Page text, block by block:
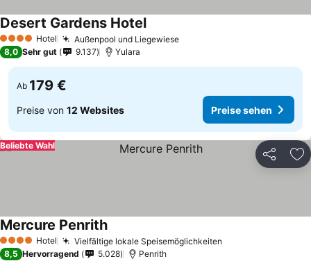
4 Sterne Hotel Außenpool und Liegewiese
Desert Gardens Hotel
8,0 Sehr gut 9.137 Yulara
Ab 179 €
Preise von 12 Websites Preise sehen
Teilen
Beliebte Wahl
4 Sterne Hotel Vielfältige lokale Speisemöglichkeiten
Mercure Penrith
8,5 Hervorragend 5.028 Penrith